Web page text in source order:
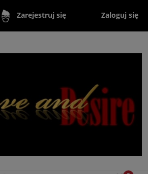
Zarejestruj się Zaloguj się